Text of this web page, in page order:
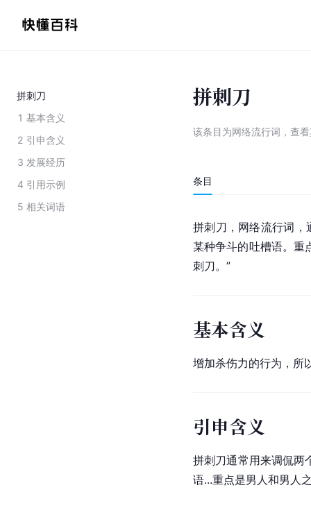
拼刺刀
1 基本含义
2 引申含义
3 发展经历
4 引用示例
5 相关词语
拼刺刀
该条目为网络流行词 ， 查看
条目
拼刺刀，网络流行词，
某种争斗的吐槽语。重
刺刀。”
基本含义
增加杀伤力的行为，所
引申含义
拼刺刀通常用来调侃两
语...重点是男人和男人